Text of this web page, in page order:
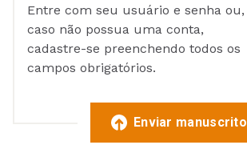
Entre com seu usuário e senha ou,
caso não possua uma conta,
cadastre-se preenchendo todos os
campos obrigatórios.
Enviar manuscrito